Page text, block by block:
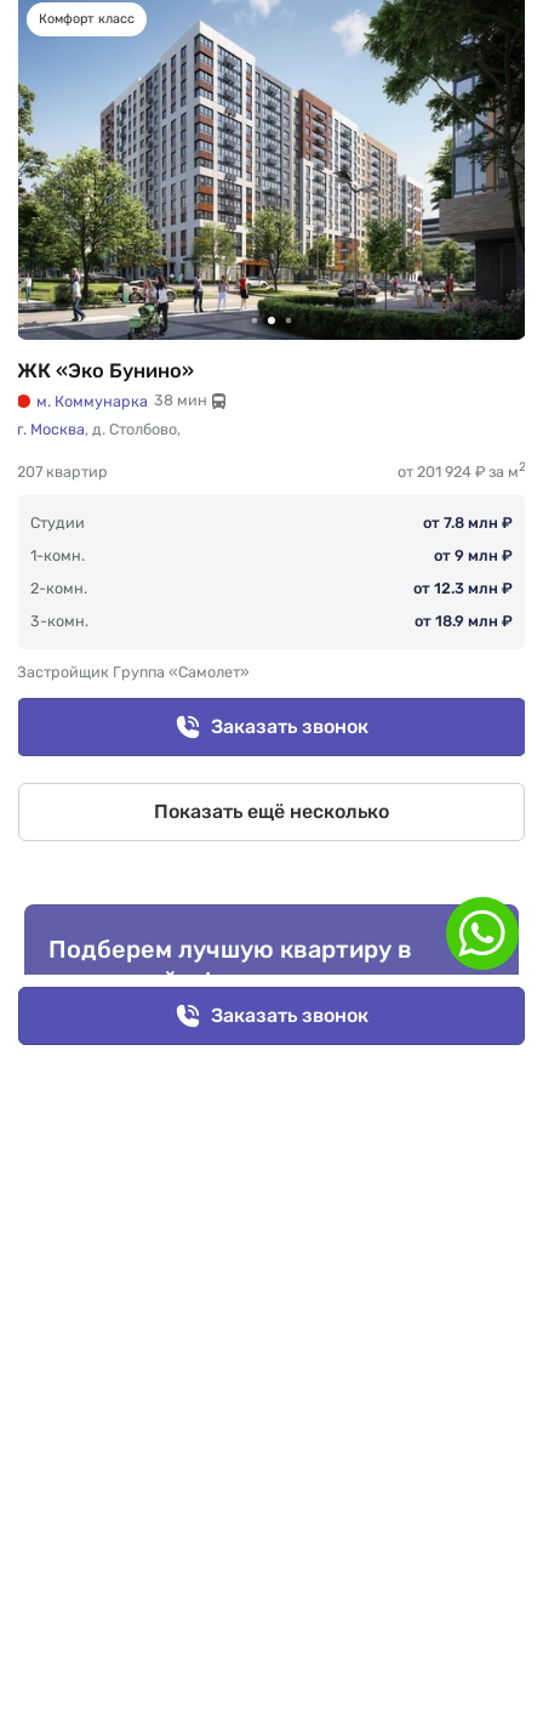
ЖК «Эко Бунино»
м. Коммунарка 38 мин
г. Москва, д. Столбово,
207 квартир от 201 924 ₽ за м2
Студии
от 7.8 млн ₽
1-комн.
от 9 млн ₽
2-комн.
от 12.3 млн ₽
3-комн.
от 18.9 млн ₽
Застройщик Группа «Самолет»
Заказать звонок
Комфорт класс
Показать ещё несколько
Заказать звонок
Подберем лучшую квартиру в
новостройке!
Оставьте заявку илипройдите опроси мы подберем
выгодное предложение для вас.